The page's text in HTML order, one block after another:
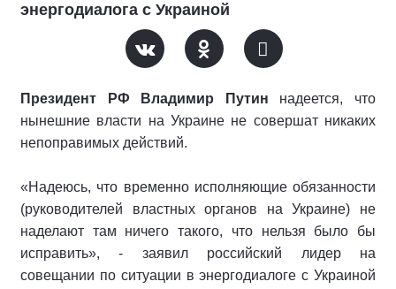
энергодиалога с Украиной
Президент РФ Владимир Путин надеется, что
нынешние власти на Украине не совершат никаких
непоправимых действий.
«Надеюсь, что временно исполняющие обязанности
(руководителей властных органов на Украине) не
наделают там ничего такого, что нельзя было бы
исправить», - заявил российский лидер на
совещании по ситуации в энергодиалоге с Украиной